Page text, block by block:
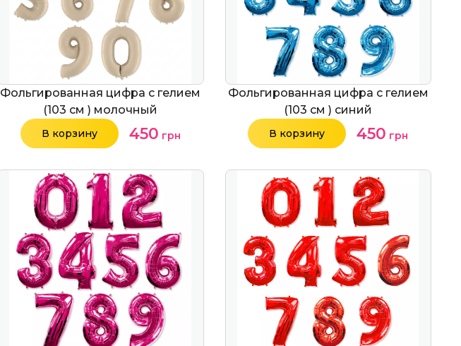
Фольгированная цифра с гелием
(103 см ) молочный
В корзину 450 грн
Фольгированная цифра с гелием
(103 см ) синий
В корзину 450 грн